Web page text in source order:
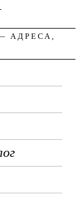
АДРЕСА,